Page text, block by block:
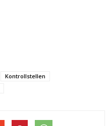
Kontrollstellen